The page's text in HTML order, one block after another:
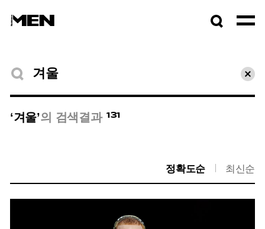
검색결과
초기
‘겨울’의 검색결과 131
정확도순 최신순